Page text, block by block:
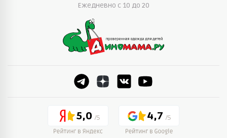
Ежедневно c 10 до 20
5,0 4,7